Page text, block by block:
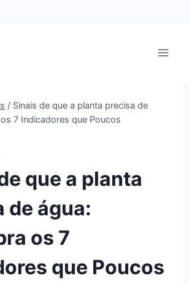
/ Sinais de que a planta precisa de
7 Indicadores que Poucos
que a planta
de água:
os 7
que Poucos